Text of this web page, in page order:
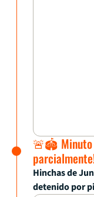
🚨🏟️ Minuto
Hinchas de
detenido por